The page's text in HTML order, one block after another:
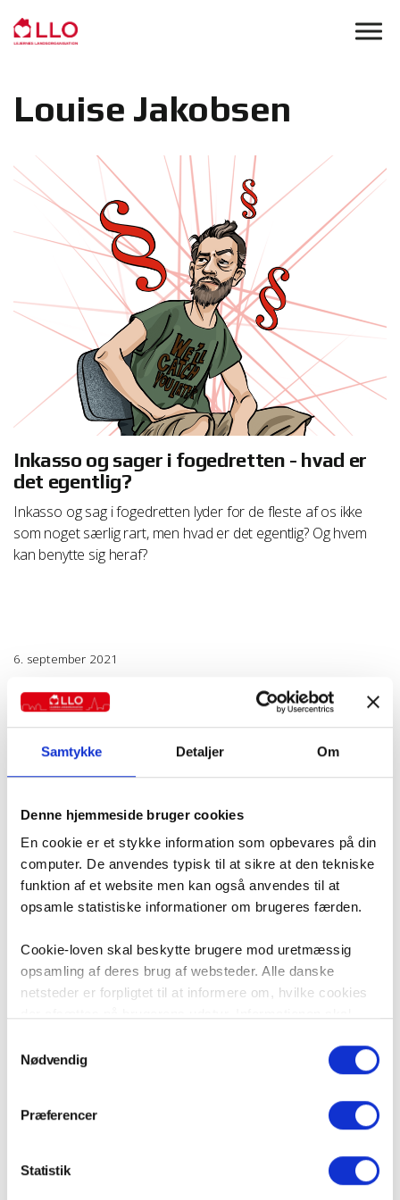
Samtykke Detaljer Om
Denne hjemmeside bruger cookies
En cookie er et stykke information som opbevares på din
computer. De anvendes typisk til at sikre at den tekniske
funktion af et website men kan også anvendes til at
opsamle statistiske informationer om brugeres færden.
Cookie-loven skal beskytte brugere mod uretmæssig
opsamling af deres brug af websteder. Alle danske
netsteder er forpligtet til at informere om, hvilke cookies
til information og samtykke ved lagring af og adgang til
oplysninger i slutbrugeres terminaludstyr”, som er en del
af et EU-direktiv om beskyttelse af privatlivets fred i
elektronisk kommunikation.
På vi-lejere.dk bruger vi cookies til at opsamle 100%
anonym information om brugernes færden. Denne cookie
Nødvendig
Præferencer
Statistik
Louise Jakobsen
Inkasso og sager i fogedretten - hvad er
det egentlig?
Inkasso og sag i fogedretten lyder for de fleste af os ikke
som noget særlig rart, men hvad er det egentlig? Og hvem
kan benytte sig heraf?
6. september 2021
Findes der en 2 års-regel, hvor udlejer
altid kan komme af med dig som lejer?
Der florerer mange misforståelser omkring lejekontrakter og
4. februar 2019